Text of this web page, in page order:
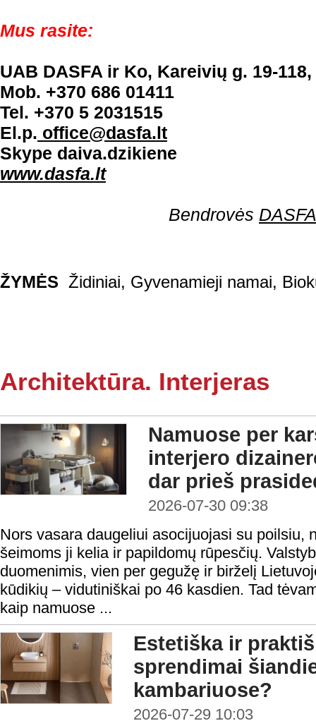
Mus rasite:
UAB DASFA ir Ko, Kareivių g. 19-
Mob. +370 686 01411
Tel. +370 5 2031515
El.p. office@dasfa.lt
Skype daiva.dzikiene
www.dasfa.lt
Bendrovės
ŽYMĖS Židiniai, Gyvenamieji namai,
Architektūra. Interjeras
Namuose per
interjero
dar prieš
2026-07-30 09:38
Nors vasara daugeliui asocijuojasi su poilsiu,
šeimoms ji kelia ir papildomų rūpesčių.
duomenimis, vien per gegužę ir birželį
kūdikių – vidutiniškai po 46 kasdien. Tad
kaip namuose ...
Estetiška ir
sprendimai
kambariuose?
2026-07-29 10:03